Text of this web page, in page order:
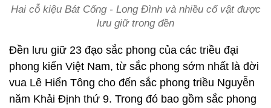
Hai cỗ kiệu Bát Cống - Long Đình và nhiều cổ vật được
lưu giữ trong đền
Đền lưu giữ 23 đạo sắc phong của các triều đại
phong kiến Việt Nam, từ sắc phong sớm nhất là đời
vua Lê Hiển Tông cho đến sắc phong triều Nguyễn
năm Khải Định thứ 9. Trong đó bao gồm sắc phong